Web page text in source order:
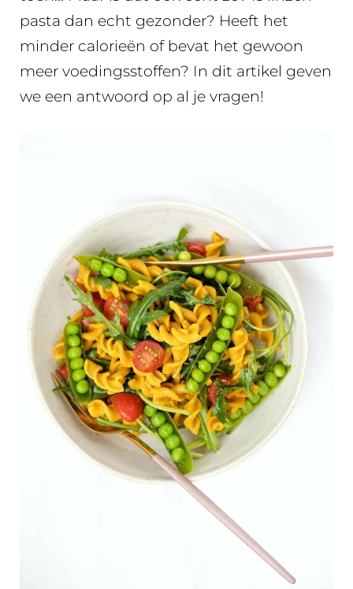
pasta dan echt gezonder? Heeft het
minder calorieën of bevat het gewoon
meer voedingsstoffen? In dit artikel geven
we een antwoord op al je vragen!